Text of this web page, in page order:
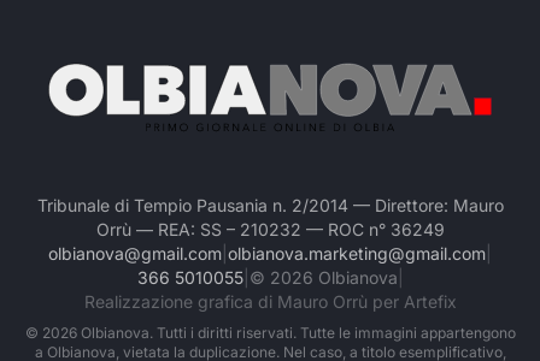
Tribunale di Tempio Pausania n. 2/2014 — Direttore: Mauro
Orrù — REA: SS – 210232 — ROC n° 36249
olbianova@gmail.com olbianova.marketing@gmail.com
366 5010055| © 2026 Olbianova
Realizzazione grafica di Mauro Orrù per Artefix
© 2026Olbianova. Tutti i diritti riservati. Tutte le immagini appartengono
a Olbianova, vietata la duplicazione. Nel caso, a titolo esemplificativo,